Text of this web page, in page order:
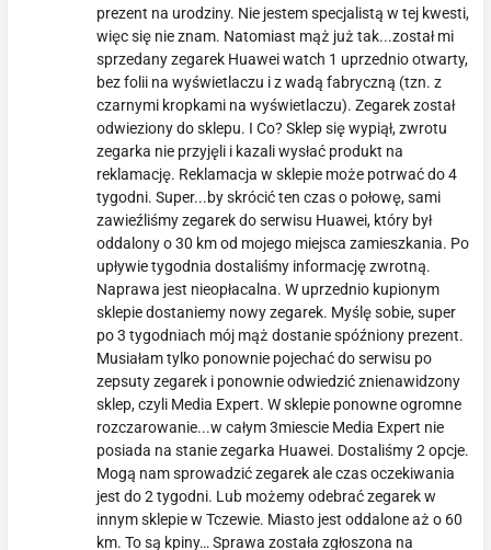
prezent na urodziny. Nie jestem specjalistą w tej kwesti,
więc się nie znam. Natomiast mąż już tak...został mi
sprzedany zegarek Huawei watch 1 uprzednio otwarty,
bez folii na wyświetlaczu i z wadą fabryczną (tzn. z
czarnymi kropkami na wyświetlaczu). Zegarek został
odwieziony do sklepu. I Co? Sklep się wypiął, zwrotu
zegarka nie przyjęli i kazali wysłać produkt na
reklamację. Reklamacja w sklepie może potrwać do 4
tygodni. Super...by skrócić ten czas o połowę, sami
zawieźliśmy zegarek do serwisu Huawei, który był
oddalony o 30 km od mojego miejsca zamieszkania. Po
upływie tygodnia dostaliśmy informację zwrotną.
Naprawa jest nieopłacalna. W uprzednio kupionym
sklepie dostaniemy nowy zegarek. Myślę sobie, super
po 3 tygodniach mój mąż dostanie spóźniony prezent.
Musiałam tylko ponownie pojechać do serwisu po
zepsuty zegarek i ponownie odwiedzić znienawidzony
sklep, czyli Media Expert. W sklepie ponowne ogromne
rozczarowanie...w całym 3miescie Media Expert nie
posiada na stanie zegarka Huawei. Dostaliśmy 2 opcje.
Mogą nam sprowadzić zegarek ale czas oczekiwania
jest do 2 tygodni. Lub możemy odebrać zegarek w
innym sklepie w Tczewie. Miasto jest oddalone aż o 60
km. To są kpiny… Sprawa została zgłoszona na